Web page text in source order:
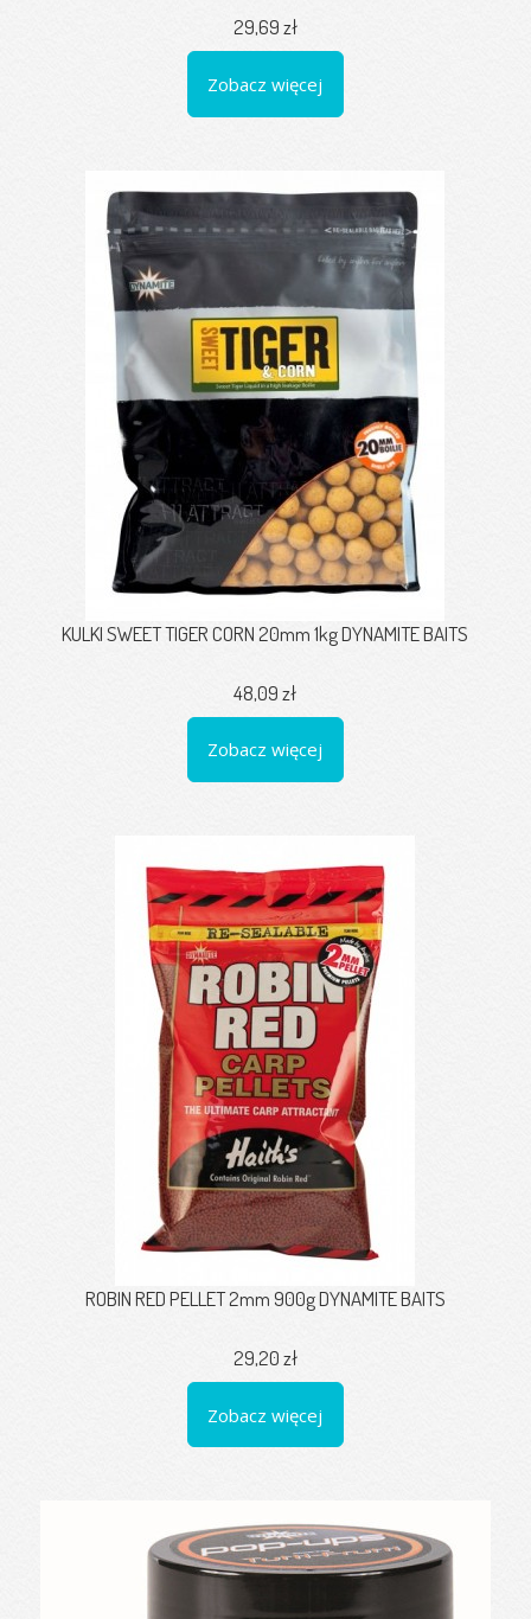
29,69 zł
Zobacz więcej
KULKI SWEET TIGER CORN 20mm 1kg DYNAMITE BAITS
48,09 zł
Zobacz więcej
ROBIN RED PELLET 2mm 900g DYNAMITE BAITS
29,20 zł
Zobacz więcej